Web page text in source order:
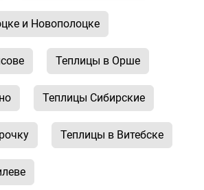
и Новополоцке
Теплицы в Орше
Теплицы Сибирские
Теплицы в Витебске